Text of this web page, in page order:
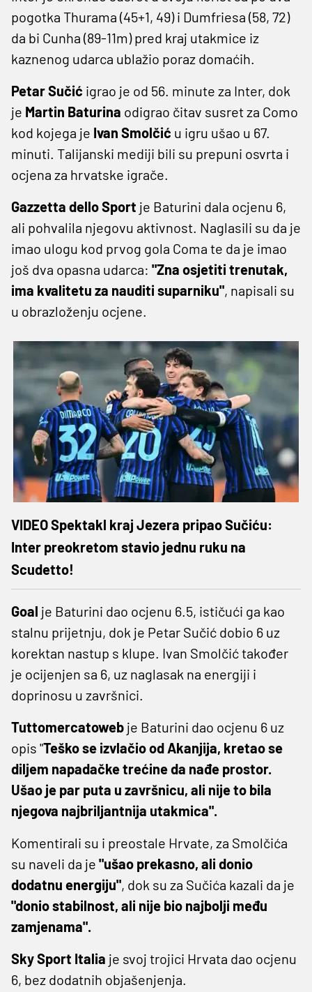
pogotka Thurama (45+1, 49) i Dumfriesa (58, 72)
da bi Cunha (89-11m) pred kraj utakmice iz
kaznenog udarca ublažio poraz domaćih.
Petar Sučić igrao je od 56. minute za Inter, dok
je Martin Baturina odigrao čitav susret za Como
kod kojega je Ivan Smolčić u igru ušao u 67.
minuti. Talijanski mediji bili su prepuni osvrta i
ocjena za hrvatske igrače.
Gazzetta dello Sport je Baturini dala ocjenu 6,
ali pohvalila njegovu aktivnost. Naglasili su da je
imao ulogu kod prvog gola Coma te da je imao
još dva opasna udarca: "Zna osjetiti trenutak,
ima kvalitetu za nauditi suparniku", napisali su
u obrazloženju ocjene.
VIDEO Spektakl kraj Jezera pripao Sučiću:
Inter preokretom stavio jednu ruku na
Scudetto!
Goal je Baturini dao ocjenu 6.5, ističući ga kao
stalnu prijetnju, dok je Petar Sučić dobio 6 uz
korektan nastup s klupe. Ivan Smolčić također
je ocijenjen sa 6, uz naglasak na energiji i
doprinosu u završnici.
Tuttomercatoweb je Baturini dao ocjenu 6 uz
opis "Teško se izvlačio od Akanjija, kretao se
diljem napadačke trećine da nađe prostor.
Ušao je par puta u završnicu, ali nije to bila
njegova najbriljantnija utakmica".
Komentirali su i preostale Hrvate, za Smolčića
su naveli da je "ušao prekasno, ali donio
dodatnu energiju", dok su za Sučića kazali da je
"donio stabilnost, ali nije bio najbolji među
zamjenama".
Sky Sport Italia je svoj trojici Hrvata dao ocjenu
6, bez dodatnih objašenjenja.